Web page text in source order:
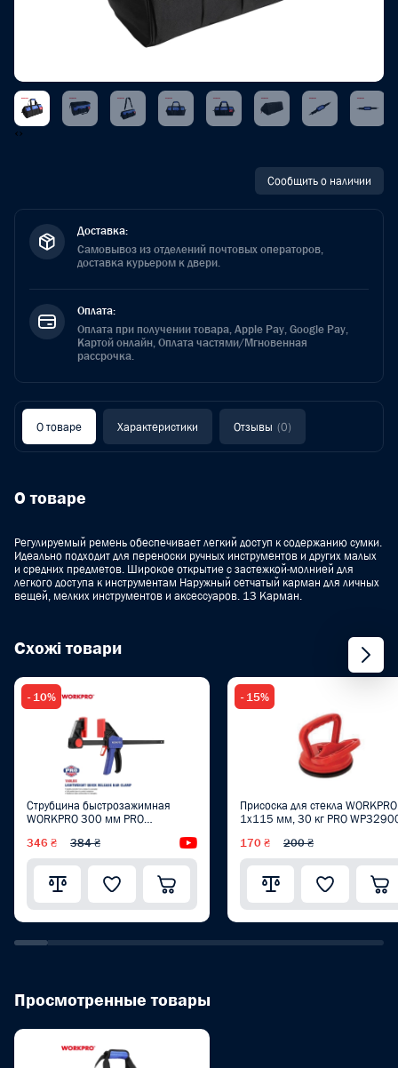
‹›
Сообщить о наличии
Доставка:
Самовывоз из отделений почтовых операторов,
доставка курьером к двери.
Оплата:
Оплата при получении товара, Apple Pay, Google Pay,
Картой онлайн, Оплата частями/Мгновенная
рассрочка.
О товаре Характеристики Отзывы (0)
О товаре
Регулируемый ремень обеспечивает легкий доступ к содержанию сумки.
Идеально подходит для переноски ручных инструментов и других малых
и средних предметов. Широкое открытие с застежкой-молнией для
легкого доступа к инструментам Наружный сетчатый карман для личных
вещей, мелких инструментов и аксессуаров. 13 Карман.
Схожі товари
- 10%
Струбцина быстрозажимная
WORKPRO 300 мм PRO
346 ₴ 384 ₴ Видеообзор
- 15%
Присоска для стекла WORKPRO
1x115 мм, 30 кг PRO
170 ₴ 200 ₴
Просмотренные товары